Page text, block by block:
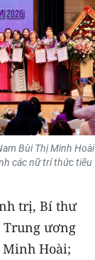
Bùi Thị Minh Hoài
các nữ trí thức tiêu
trị, Bí thư
Trung ương
Hoài;